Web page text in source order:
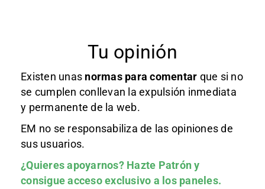
Tu opinión
Existen unas normas para comentar que si no
se cumplen conllevan la expulsión inmediata
y permanente de la web.
EM no se responsabiliza de las opiniones de
sus usuarios.
¿Quieres apoyarnos? Hazte Patróny
consigue acceso exclusivo a los paneles.